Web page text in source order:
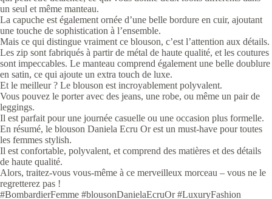
un seul et même manteau.
La capuche est également ornée d’une belle bordure en cuir, ajoutant
une touche de sophistication à l’ensemble.
Mais ce qui distingue vraiment ce blouson, c’est l’attention aux détails.
Les zip sont fabriqués à partir de métal de haute qualité, et les coutures
sont impeccables. Le manteau comprend également une belle doublure
en satin, ce qui ajoute un extra touch de luxe.
Et le meilleur ? Le blouson est incroyablement polyvalent.
Vous pouvez le porter avec des jeans, une robe, ou même un pair de
leggings.
Il est parfait pour une journée casuelle ou une occasion plus formelle.
En résumé, le blouson Daniela Ecru Or est un must-have pour toutes
les femmes stylish.
Il est confortable, polyvalent, et comprend des matières et des détails
de haute qualité.
Alors, traitez-vous vous-même à ce merveilleux morceau – vous ne le
regretterez pas !
#BombardierFemme #blousonDanielaEcruOr #LuxuryFashion